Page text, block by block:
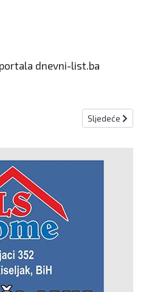
dnevni-list.ba
koristi čitanja knjigaSljedeći
Sljedeće